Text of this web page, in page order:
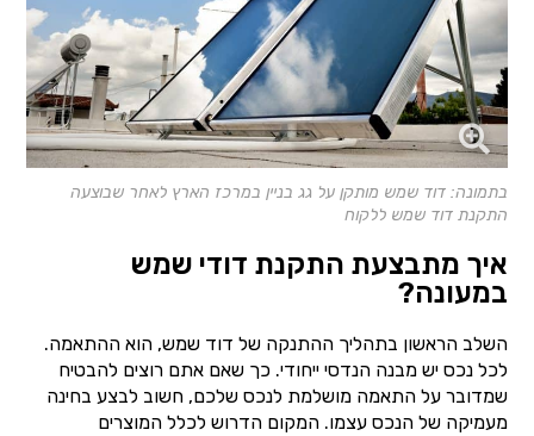
בתמונה: דוד שמש מותקן על גג בניין במרכז הארץ לאחר שבוצעה
התקנת דוד שמש ללקוח
איך מתבצעת התקנת דודי שמש
במעונה?
השלב הראשון בתהליך ההתנקה של דוד שמש, הוא ההתאמה.
לכל נכס יש מבנה הנדסי ייחודי. כך שאם אתם רוצים להבטיח
שמדובר על התאמה מושלמת לנכס שלכם, חשוב לבצע בחינה
מעמיקה של הנכס עצמו. המקום הדרוש לכלל המוצרים